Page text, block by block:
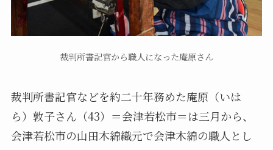
裁判所書記官から職人になった庵原さん
裁判所書記官などを約二十年務めた庵原（いは
ら）敦子さん（43）＝会津若松市＝は三月から、
会津若松市の山田木綿織元で会津木綿の職人とし